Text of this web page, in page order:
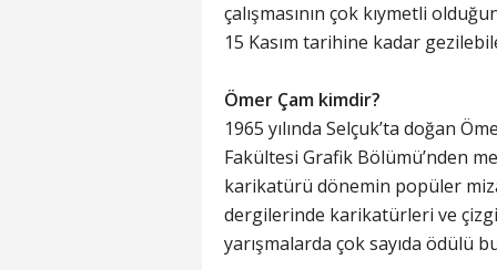
çalışmasının çok kıymetli
15 Kasım tarihine kadar
Ömer Çam kimdir?
1965 yılında Selçuk’ta doğan
Fakültesi Grafik Bölümü’nden
karikatürü dönemin popüler
dergilerinde karikatürleri ve çizgi
yarışmalarda çok sayıda ödülü